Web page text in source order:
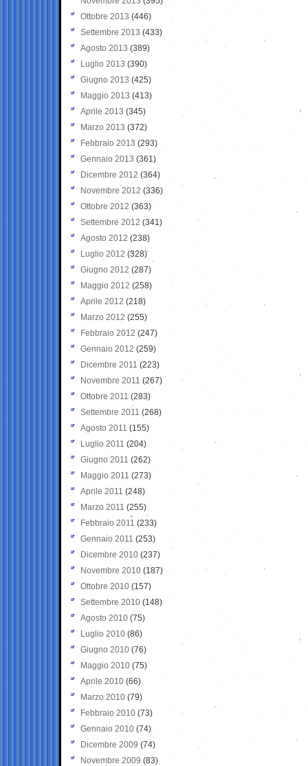
Ottobre 2013 (446)
Settembre 2013 (433)
Agosto 2013 (389)
Luglio 2013 (390)
Giugno 2013 (425)
Maggio 2013 (413)
Aprile 2013 (345)
Marzo 2013 (372)
Febbraio 2013 (293)
Gennaio 2013 (361)
Dicembre 2012 (364)
Novembre 2012 (336)
Ottobre 2012 (363)
Settembre 2012 (341)
Agosto 2012 (238)
Luglio 2012 (328)
Giugno 2012 (287)
Maggio 2012 (258)
Aprile 2012 (218)
Marzo 2012 (255)
Febbraio 2012 (247)
Gennaio 2012 (259)
Dicembre 2011 (223)
Novembre 2011 (267)
Ottobre 2011 (283)
Settembre 2011 (268)
Agosto 2011 (155)
Luglio 2011 (204)
Giugno 2011 (262)
Maggio 2011 (273)
Aprile 2011 (248)
Marzo 2011 (255)
Febbraio 2011 (233)
Gennaio 2011 (253)
Dicembre 2010 (237)
Novembre 2010 (187)
Ottobre 2010 (157)
Settembre 2010 (148)
Agosto 2010 (75)
Luglio 2010 (86)
Giugno 2010 (76)
Maggio 2010 (75)
Aprile 2010 (66)
Marzo 2010 (79)
Febbraio 2010 (73)
Gennaio 2010 (74)
Dicembre 2009 (74)
Novembre 2009 (83)